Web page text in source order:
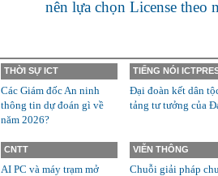
nên lựa chọn License theo
THỜI SỰ ICT
Các Giám đốc An ninh
thông tin dự đoán gì về
năm 2026?
TIẾNG NÓI
Đại đoàn kết dân
tảng tư tưởng của
CNTT
AI PC và máy trạm mở
VIỄN THÔNG
Chuỗi giải pháp